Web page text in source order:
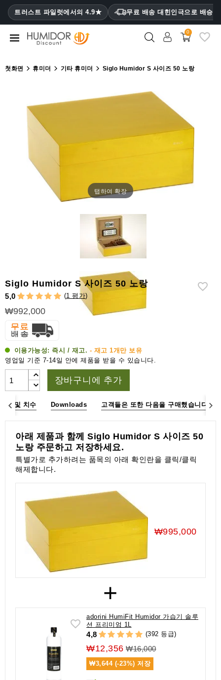
트러스트 파일럿에서의 4.9★ 무료 배송 대힌인극으로 배승
CATEGORY
휴
시
저
&
습
도
계
기
0
첫화면 휴미더 기타 휴미더 Siglo Humidor S 사이즈 50 노랑
탭하여 확장
Siglo Humidor S 사이즈 50 노랑
5,0 (1 평가)
₩992,000
이용가능성: 즉시 / 재고. - 재고 1개만 보유
영업일 기준 7-14일 안에 제품을 받을 수 있습니다.
장바구니에 추가
양 및 치수 Downloads 고객들은 또한 다음을 구매했습니다.
아래 제품과 함께 Siglo Humidor S 사이즈 50
노랑 주문하고 저장하세요.
특별가로 추가하려는 품목의 아래 확인란을 클릭/클릭
해제합니다.
₩995,000
+
adorini HumiFit Humidor 가습기 솔루
션 프리미엄 1L
4,8 (392 등급)
₩12,356 ₩16,000
₩3,644 (-23%) 저장